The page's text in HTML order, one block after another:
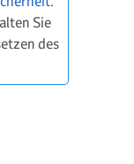
Sie
des